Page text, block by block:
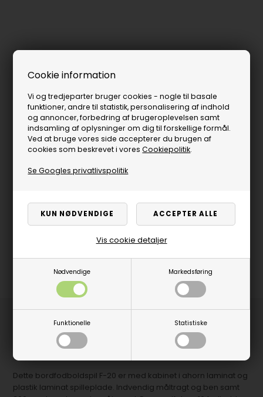
Cookie information
Vi og tredjeparter bruger cookies - nogle til basale
funktioner, andre til statistik, personalisering af indhold
og annoncer, forbedring af brugeroplevelsen samt
indsamling af oplysninger om dig til forskellige formål.
Ved at bruge vores side accepterer du brugen af
cookies som beskrevet i voresCookiepolitik.
Se Googles privatlivspolitik
Nødvendige Markedsføring
Funktionelle Statistiske
Vis cookie detaljer
Produktbeskrivelse
Et praktisk og prisvenligt bordfodboldspil med
gennemgående massive stænger.
Dette bordfodboldspil F-20 er med kabinet i ahorn laminat og
plastik laminat spilleplade. Indvendig måltragt og ben samt